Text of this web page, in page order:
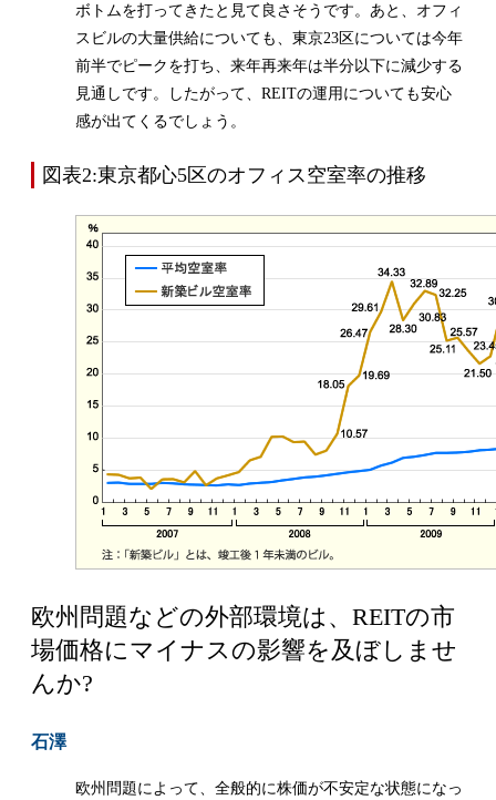
ボトムを打ってきたと見て良さそうです。あと、オフィ
スビルの大量供給についても、東京23区については今年
前半でピークを打ち、来年再来年は半分以下に減少する
見通しです。したがって、REITの運用についても安心
感が出てくるでしょう。
図表2:東京都心5区のオフィス空室率の推移
欧州問題などの外部環境は、REITの市
場価格にマイナスの影響を及ぼしませ
んか?
石澤
欧州問題によって、全般的に株価が不安定な状態になっ